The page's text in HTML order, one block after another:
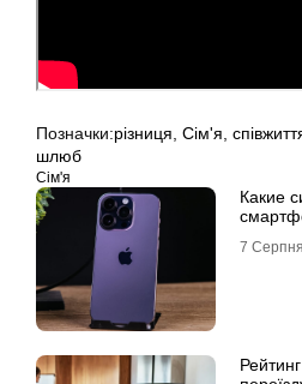
Позначки:різниця, Сім'я,
шлюб
Сім'я
Какие
7